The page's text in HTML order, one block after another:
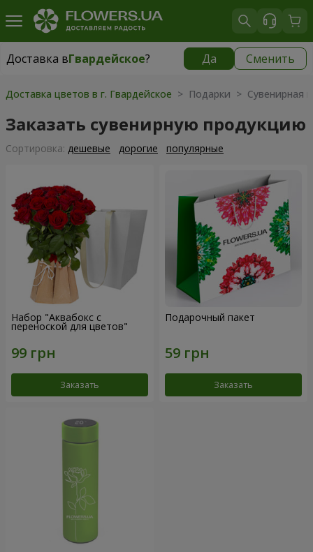
Доставка вГвардейское? Да Сменить
Доставка вГвардейское|
Доставка цветов в г. Гвардейское > Подарки > Сувенирная
Заказать сувенирную продукцию
Cортировка: дешевые дорогие популярные
Набор "Аквабокс с
переноской для цветов"
Заказать
Подарочный пакет
Заказать